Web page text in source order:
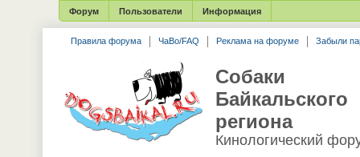
Форум Пользователи Информация
Правила форума ЧаВо/FAQ Реклама на форуме Забыли
Собаки
Байкальского
региона
Кинологический